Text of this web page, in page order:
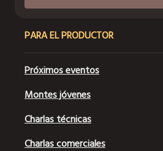
PARA EL PRODUCTOR
Próximos eventos
Montes jóvenes
Charlas técnicas
Charlas comerciales